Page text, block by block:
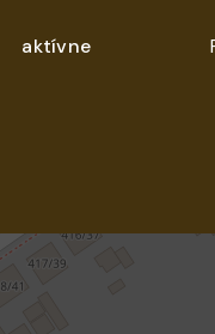
aktívne